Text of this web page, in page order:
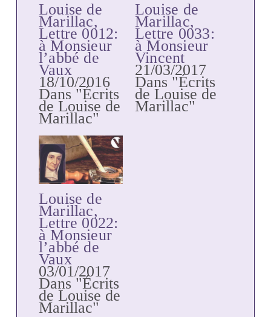
Louise de
Marillac,
Lettre 0012:
à Monsieur
l’abbé de
Vaux
18/10/2016
Dans "Écrits
de Louise de
Marillac"
Louise de
Marillac,
Lettre 0033:
à Monsieur
Vincent
21/03/2017
Dans "Écrits
de Louise de
Marillac"
Louise de
Marillac,
Lettre 0022:
à Monsieur
l’abbé de
Vaux
03/01/2017
Dans "Écrits
de Louise de
Marillac"